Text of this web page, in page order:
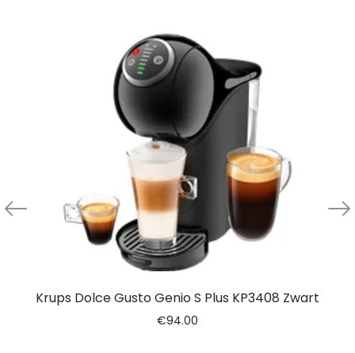
Krups Dolce Gusto Genio S Plus KP3408 Zwart
€94.00